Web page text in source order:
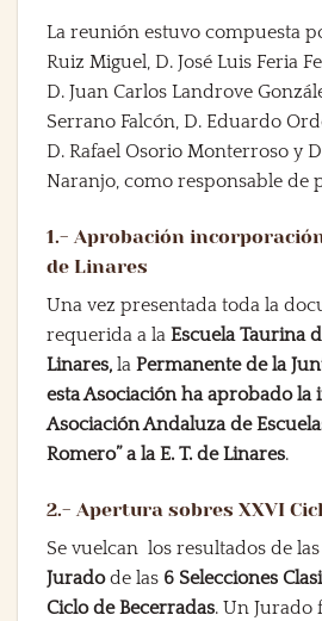
La reunión estuvo compuesta
Ruiz Miguel, D. José Luis Feria
D. Juan Carlos Landrove
Serrano Falcón, D. Eduardo
D. Rafael Osorio Monterroso y
Naranjo, como responsable de
1.- Aprobación
de Linares
Una vez presentada toda la
requerida a la Escuela Taurina
Linares, la Permanente de la
esta Asociación ha aprobado la
Asociación Andaluza de
Romero” a la E. T. de Linares.
2.- Apertura sobres XXVI
Se vuelcan los resultados de las
Juradode las 6 Selecciones
Ciclo de Becerradas. Un Jurado